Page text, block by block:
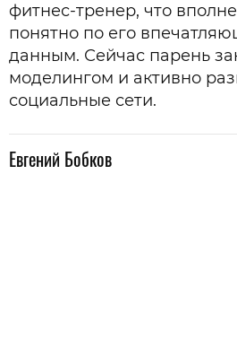
фитнес-тренер, что
понятно по его
данным. Сейчас парень
моделингом и активно
социальные сети.
Евгений Бобков